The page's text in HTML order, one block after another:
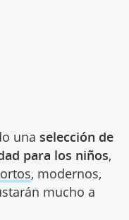
una selección de
para los niños,
, modernos,
mucho a